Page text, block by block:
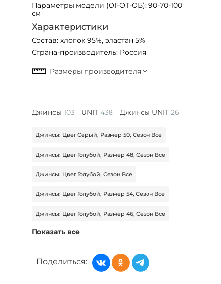
Параметры модели (ОГ-ОТ-ОБ): 90-70-100
см
Характеристики
Состав: хлопок 95%, эластан 5%
Страна-производитель: Россия
Джинсы 103 UNIT 438 Джинсы UNIT 26
Джинсы: Цвет Серый, Размер 50, Сезон Все
Джинсы: Цвет Голубой, Размер 48, Сезон Все
Джинсы: Цвет Голубой, Сезон Все
Джинсы: Цвет Голубой, Размер 54, Сезон Все
Джинсы: Цвет Голубой, Размер 46, Сезон Все
Джинсы: Цвет Голубой, Размер 50, Сезон Все
Джинсы: Цвет Голубой, Размер 44, Сезон Все
Женская одежда: Бренд Olesya Home
Показать все
Поделиться: